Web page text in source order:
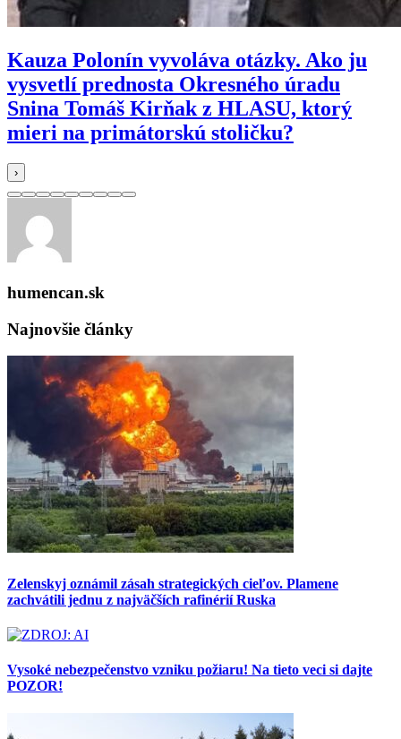
Kauza Polonín vyvoláva otázky. Ako ju
vysvetlí prednosta Okresného úradu
Snina Tomáš Kirňak z HLASU, ktorý
mieri na primátorskú stoličku?
›
humencan.sk
Najnovšie články
Zelenskyj oznámil zásah strategických cieľov. Plamene
zachvátili jednu z najväčších rafinérií Ruska
Vysoké nebezpečenstvo vzniku požiaru! Na tieto veci si dajte
POZOR!